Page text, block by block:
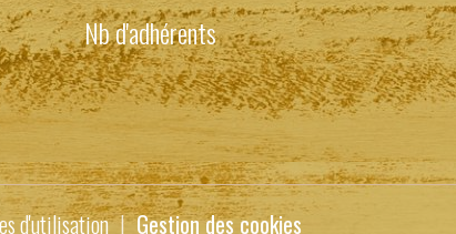
Nb d'adhérents
d'utilisation Gestion des cookies